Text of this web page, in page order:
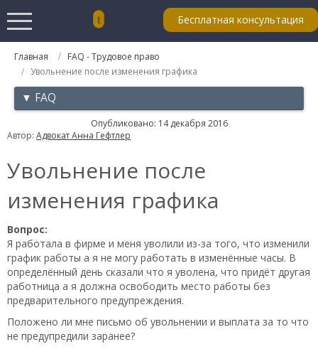
Бесплатная консультация
Главная
FAQ - Трудовое право
Увольнение после изменения графика
▼ FAQ
Опубликовано: 14 декабря 2016
Автор: Адвокат Анна Гефтлер
Увольнение после
изменения графика
Вопрос:
Я работала в фирме и меня уволили из-за того, что изменили
график работы а я не могу работать в изменённые часы. В
определённый день сказали что я уволена, что придёт другая
работница а я должна освободить место работы без
предварительного предупреждения.
Положено ли мне письмо об увольнении и выплата за то что
не предупредили заранее?